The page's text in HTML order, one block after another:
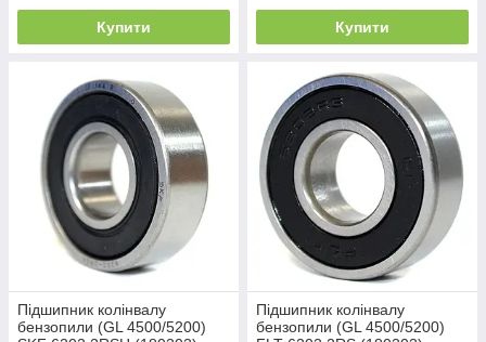
Купити Купити
Підшипник колінвалу
бензопили (GL 4500/5200)
Підшипник колінвалу
бензопили (GL 4500/5200)